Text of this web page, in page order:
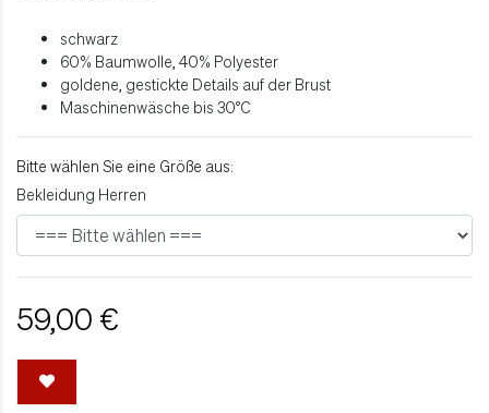
schwarz
60% Baumwolle, 40% Polyester
goldene, gestickte Details auf der Brust
Maschinenwäsche bis 30°C
Bitte wählen Sie eine Größe aus:
Bekleidung Herren
59,00 €